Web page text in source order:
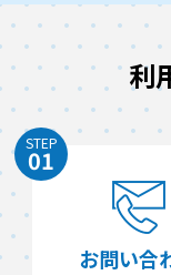
利
STEP
01
お問い合